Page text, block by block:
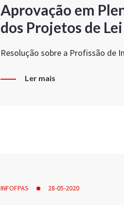
Aprovação em
dos Projetos de Lei
Resolução sobre a Profissão de
Ler mais
INFOFPAS 28-05-2020